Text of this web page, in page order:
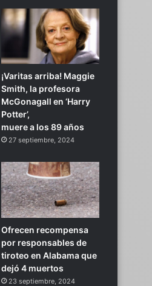
¡Varitas arriba! Maggie
Smith, la profesora
McGonagall en ‘Harry
Potter’,
muere a los 89 años
27 septiembre, 2024
Ofrecen recompensa
por responsables de
tiroteo en Alabama que
dejó 4 muertos
23 septiembre, 2024